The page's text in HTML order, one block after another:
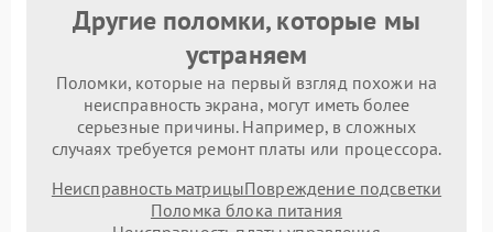
Другие поломки, которые мы
устраняем
Поломки, которые на первый взгляд похожи на
неисправность экрана, могут иметь более
серьезные причины. Например, в сложных
случаях требуется ремонт платы или процессора.
Неисправность матрицыПовреждение подсветки
Поломка блока питания